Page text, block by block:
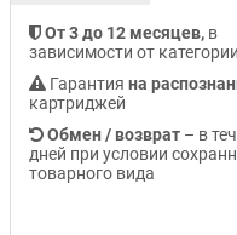
От 3 до 12 месяцев,в
зависимости от
Гарантия на
картриджей
Обмен / возврат– в
дней при условии
товарного вида